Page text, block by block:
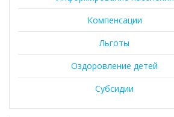
Компенсации
Льготы
Оздоровление детей
Субсидии